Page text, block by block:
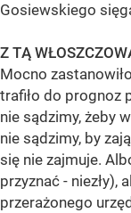
Gosiewskiego
Z TĄ
Mocno
trafiło do prognoz
nie sądzimy, żeby
nie sądzimy, by
się nie zajmuje.
przyznać - niezły),
przerażonego